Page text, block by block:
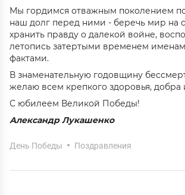
Мы гордимся отважным поколением
наш долг перед ними - беречь мир на
хранить правду о далекой войне,
летопись затертыми временем
фактами.
В знаменательную годовщину
желаю всем крепкого здоровья, добра
С юбилеем Великой Победы!
Александр Лукашенко
День Победы Поздравления